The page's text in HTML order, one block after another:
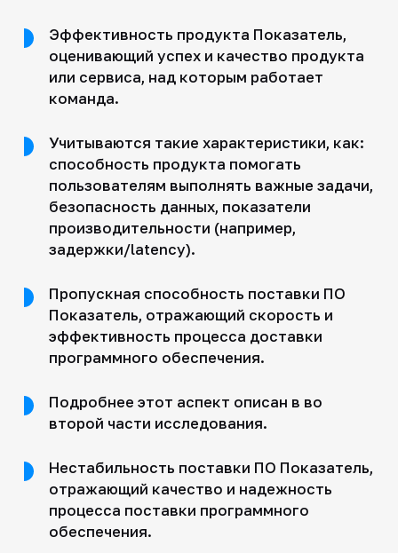
Эффективность продукта Показатель,
оценивающий успех и качество продукта
или сервиса, над которым работает
команда.
Учитываются такие характеристики, как:
способность продукта помогать
пользователям выполнять важные задачи,
безопасность данных, показатели
производительности (например,
задержки/latency).
Пропускная способность поставки ПО
Показатель, отражающий скорость и
эффективность процесса доставки
программного обеспечения.
Подробнее этот аспект описан в во
второй части исследования.
Нестабильность поставки ПО Показатель,
отражающий качество и надежность
процесса поставки программного
обеспечения.